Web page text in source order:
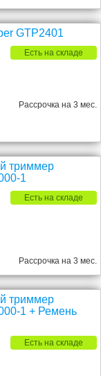
GTP2401
Есть на складе
Рассрочка на 3 мес.
триммер
1
Есть на складе
Рассрочка на 3 мес.
триммер
1 + Ремень
Есть на складе